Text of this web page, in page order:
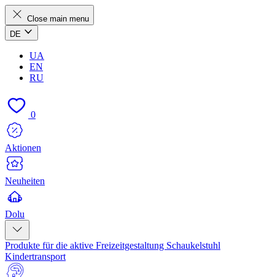
Close main menu
DE
UA
EN
RU
0
Aktionen
Neuheiten
Dolu
Produkte für die aktive Freizeitgestaltung Schaukelstuhl
Kindertransport